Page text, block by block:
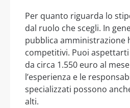
Per quanto riguarda lo
dal ruolo che scegli. In
pubblica amministrazione
competitivi. Puoi
da circa 1.550 euro al
l’esperienza e le
specializzati possono
alti.